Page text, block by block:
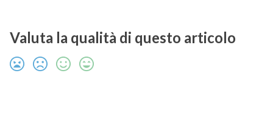
Valuta la qualità di questo articolo